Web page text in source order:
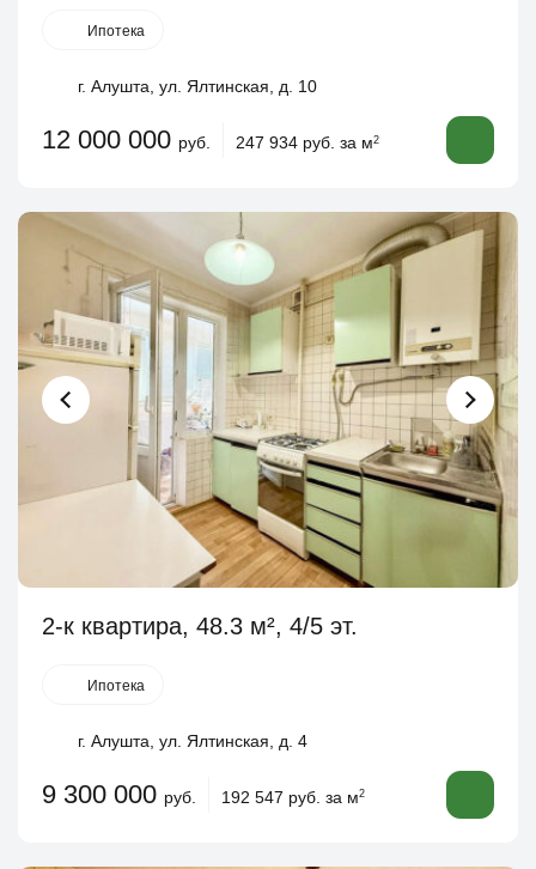
Ипотека
г. Алушта, ул. Ялтинская, д. 10
12 000 000 руб. 247 934 руб. за м2
2-к квартира, 48.3 м², 4/5 эт.
Ипотека
г. Алушта, ул. Ялтинская, д. 4
9 300 000 руб. 192 547 руб. за м2